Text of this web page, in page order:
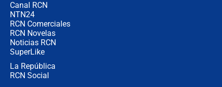
Canal RCN
NTN24
RCN Comerciales
RCN Novelas
Noticias RCN
SuperLike
La República
RCN Social